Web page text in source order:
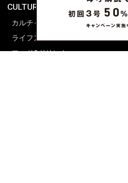
CULTURE & LIFE
カルチャー
ライフスタイル
フード&ドリンク